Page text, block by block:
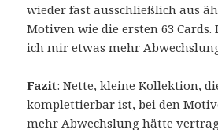
wieder fast ausschließlich aus
Motiven wie die ersten 63 Cards.
ich mir etwas mehr
Fazit: Nette, kleine Kollektion,
komplettierbar ist, bei den
mehr Abwechslung hätte